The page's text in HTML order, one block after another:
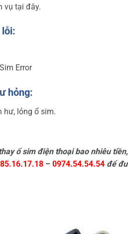
vụ tại đây.
Error
hỏng:
hư, lỏng ổ sim.
ổ sim điện thoại bao nhiêu
– 0974.54.54.54 để